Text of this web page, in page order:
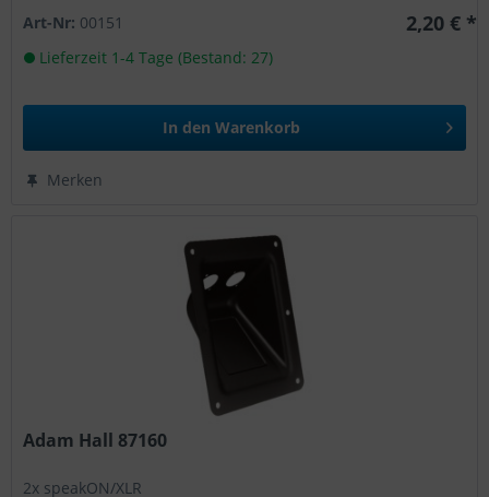
Art-Nr: 00151 2,20 € *
Lieferzeit 1-4 Tage (Bestand: 27)
In den Warenkorb
Merken
Adam Hall 87160
2x speakON/XLR